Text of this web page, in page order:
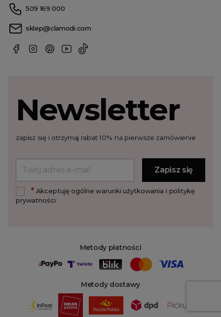
509 169 000
sklep@clamodi.com
Metody płatności
Metody dostawy
Newsletter
zapisz się i otrzymaj rabat 10% na pierwsze zamówienie
*Akceptuję ogólne warunki użytkowania i politykę
prywatności